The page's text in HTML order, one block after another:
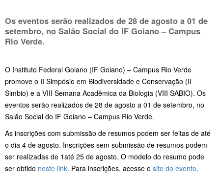
Os eventos serão realizados de 28 de agosto a 01 de
setembro, no Salão Social do IF Goiano – Campus
Rio Verde.
O Instituto Federal Goiano (IF Goiano) – Campus Rio Verde
promove o II Simpósio em Biodiversidade e Conservação (II
Simbio) e a VIII Semana Acadêmica da Biologia (VIII SABIO). Os
eventos serão realizados de 28 de agosto a 01 de setembro, no
Salão Social do IF Goiano – Campus Rio Verde.
As inscrições com submissão de resumos podem ser feitas de até
o dia 4 de agosto. Inscrições sem submissão de resumos podem
ser realizadas de 1até 25 de agosto. O modelo do resumo pode
ser obtido neste link. Para inscrições, acesse o site do evento.